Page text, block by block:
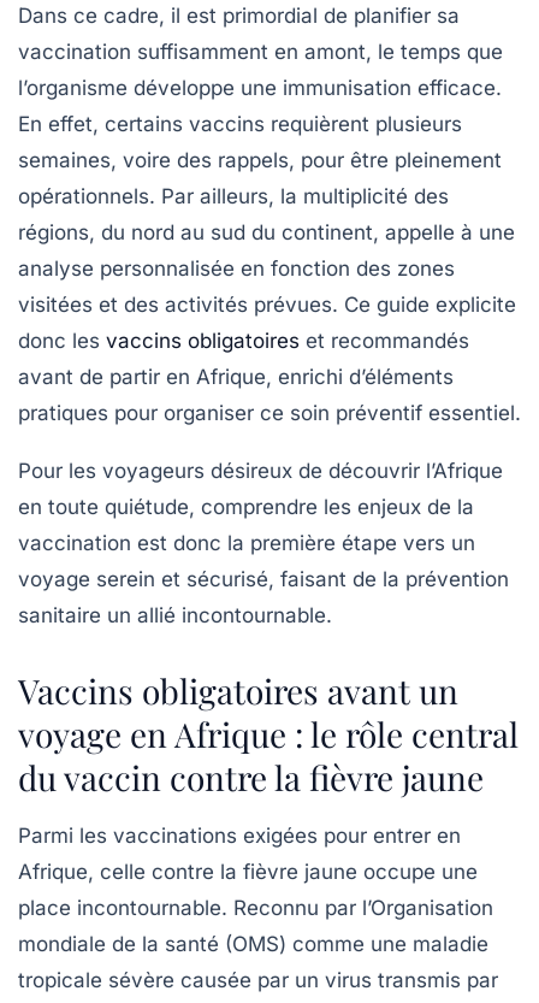
Dans ce cadre, il est primordial de planifier sa
vaccination suffisamment en amont, le temps que
l’organisme développe une immunisation efficace.
En effet, certains vaccins requièrent plusieurs
semaines, voire des rappels, pour être pleinement
opérationnels. Par ailleurs, la multiplicité des
régions, du nord au sud du continent, appelle à une
analyse personnalisée en fonction des zones
visitées et des activités prévues. Ce guide explicite
donc les vaccins obligatoires et recommandés
avant de partir en Afrique, enrichi d’éléments
pratiques pour organiser ce soin préventif essentiel.
Pour les voyageurs désireux de découvrir l’Afrique
en toute quiétude, comprendre les enjeux de la
vaccination est donc la première étape vers un
voyage serein et sécurisé, faisant de la prévention
sanitaire un allié incontournable.
Vaccins obligatoires avant un
voyage en Afrique : le rôle central
du vaccin contre la fièvre jaune
Parmi les vaccinations exigées pour entrer en
Afrique, celle contre la fièvre jaune occupe une
place incontournable. Reconnu par l’Organisation
mondiale de la santé (OMS) comme une maladie
tropicale sévère causée par un virus transmis par